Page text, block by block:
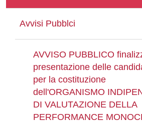
Avvisi Pubblci
AVVISO PUBBLICO
presentazione delle
per la costituzione
dell'ORGANISMO
DI VALUTAZIONE DELLA
PERFORMANCE